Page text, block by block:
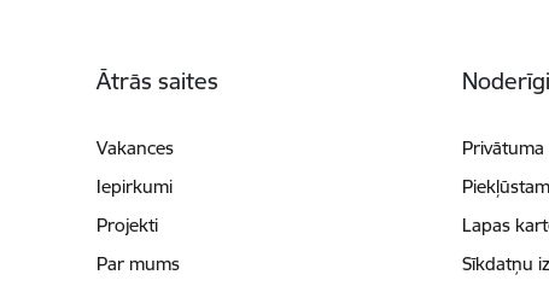
Ātrās saites
Vakances
Iepirkumi
Projekti
Par mums
Noderīgi
Lapas
Sīkdatņu